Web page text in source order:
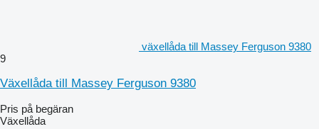
växellåda till Massey Ferguson 9380
9
Växellåda till Massey Ferguson 9380
Pris på begäran
Växellåda